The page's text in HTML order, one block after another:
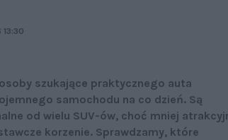
szukające praktycznego auta
samochodu na co dzień. Są
od wielu SUV-ów, choć mniej
korzenie. Sprawdzamy, które